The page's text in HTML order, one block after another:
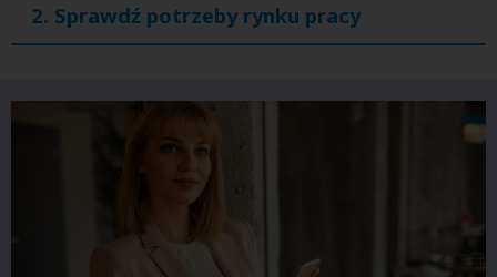
2. Sprawdź potrzeby rynku pracy